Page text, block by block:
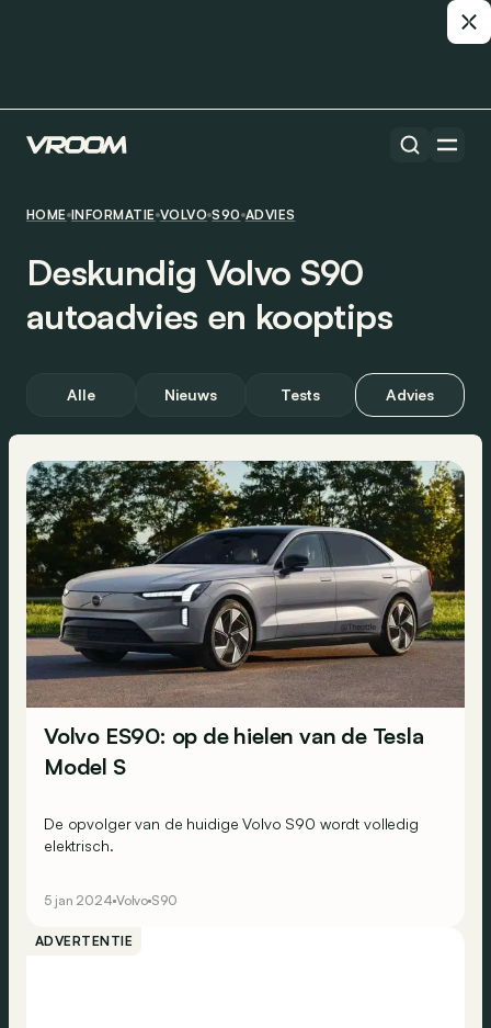
HOME INFORMATIE VOLVO S90 ADVIES
Deskundig Volvo S90
autoadvies en kooptips
Alle Nieuws Tests Advies
Volvo ES90: op de hielen van de Tesla
Model S
De opvolger van de huidige Volvo S90 wordt volledig
elektrisch.
5 jan 2024 Volvo S90
ADVERTENTIE